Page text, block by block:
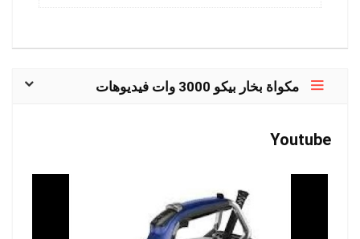
مكواة بخار بيكو 3000 وات فيديوهات
Youtube